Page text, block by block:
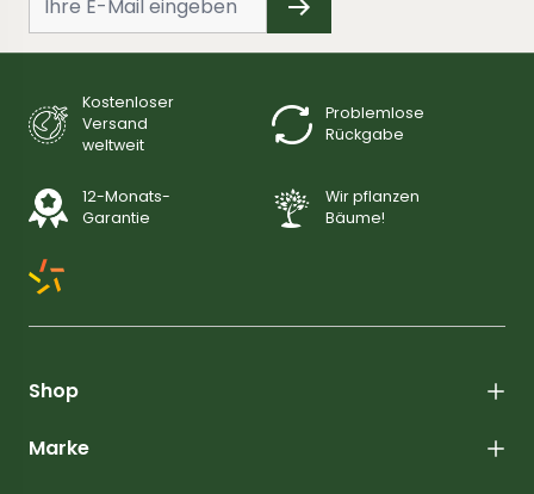
Kostenloser
Versand
weltweit
Problemlose
Rückgabe
12-Monats-
Garantie
Wir pflanzen
Bäume!
Shop
Marke